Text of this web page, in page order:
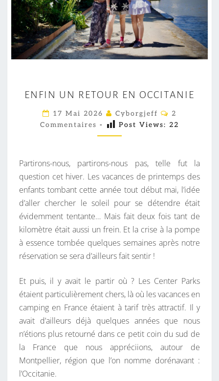
N
F
I
N
N
R
E
O
U
R
E
O
C
C
I
T
A
N
ENFIN UN RETOUR EN OCCITANIE
17 Mai 2026 Cyborgjeff
C
M
A
I
R
E
S
2
Commentaires - Post Views: 22
Partirons-nous, partirons-nous pas, telle fut la
question cet hiver. Les vacances de printemps des
enfants tombant cette année tout début mai, l’idée
d’aller chercher le soleil pour se détendre était
évidemment tentante… Mais fait deux fois tant de
kilomètre était aussi un frein. Et la crise à la pompe
à essence tombée quelques semaines après notre
réservation se sera d’ailleurs fait sentir !
Et puis, il y avait le partir où ? Les Center Parks
étaient particulièrement chers, là où les vacances en
camping en France étaient à tarif très attractif. Il y
avait d’ailleurs déjà quelques années que nous
n’étions plus retourné dans ce petit coin du sud de
la France que nous appréciions, autour de
Montpellier, région que l’on nomme dorénavant :
l’Occitanie.